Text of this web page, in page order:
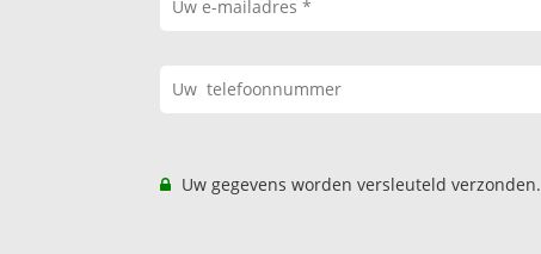
Uw gegevens worden versleuteld verzonden.